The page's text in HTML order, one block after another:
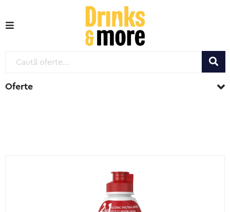
Oferte